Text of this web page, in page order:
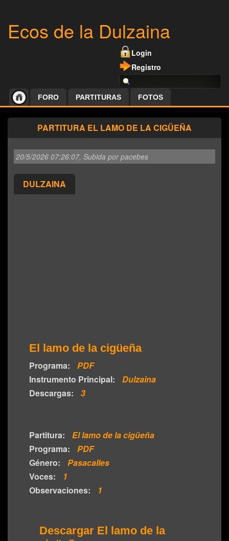
Ecos de la Dulzaina
Login
Registro
FORO PARTITURAS FOTOS
PARTITURA EL LAMO DE LA CIGÜEÑA
20/5/2026 07:26:07, Subida por pacebes
DULZAINA
El lamo de la cigüeña
Programa:
PDF
Instrumento Principal:
Dulzaina
Descargas:
3
Partitura:
El lamo de la cigüeña
Programa:
PDF
Género:
Pasacalles
Voces:
1
Observaciones:
1
Descargar El lamo de la